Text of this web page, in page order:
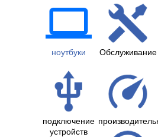
ноутбуки Обслуживание
подключение
устройств